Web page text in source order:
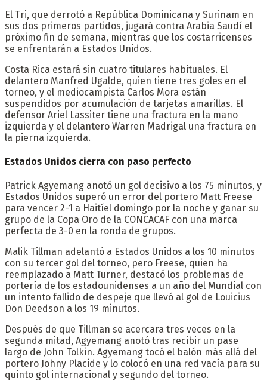
El Tri, que derrotó a República Dominicana y Surinam en
sus dos primeros partidos, jugará contra Arabia Saudí el
próximo fin de semana, mientras que los costarricenses
se enfrentarán a Estados Unidos.
Costa Rica estará sin cuatro titulares habituales. El
delantero Manfred Ugalde, quien tiene tres goles en el
torneo, y el mediocampista Carlos Mora están
suspendidos por acumulación de tarjetas amarillas. El
defensor Ariel Lassiter tiene una fractura en la mano
izquierda y el delantero Warren Madrigal una fractura en
la pierna izquierda.
Estados Unidos cierra con paso perfecto
Patrick Agyemang anotó un gol decisivo a los 75 minutos, y
Estados Unidos superó un error del portero Matt Freese
para vencer 2-1 a Haitíel domingo por la noche y ganar su
grupo de la Copa Oro de la CONCACAF con una marca
perfecta de 3-0 en la ronda de grupos.
Malik Tillman adelantó a Estados Unidos a los 10 minutos
con su tercer gol del torneo, pero Freese, quien ha
reemplazado a Matt Turner, destacó los problemas de
portería de los estadounidenses a un año del Mundial con
un intento fallido de despeje que llevó al gol de Louicius
Don Deedson a los 19 minutos.
Después de que Tillman se acercara tres veces en la
segunda mitad, Agyemang anotó tras recibir un pase
largo de John Tolkin. Agyemang tocó el balón más allá del
portero Johny Placide y lo colocó en una red vacía para su
quinto gol internacional y segundo del torneo.